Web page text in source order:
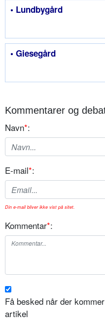
• Lundbygård
• Giesegård
Kommentarer og
Navn*:
E-mail*:
Din e-mail bliver ikke vist på sitet.
Kommentar*:
Få besked når der
artikel